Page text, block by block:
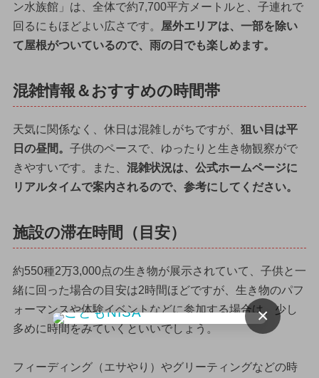
ン水族館」は、全体で約7,700平方メートルと、子連れで
回るにもほどよい広さです。
屋外エリアは、一部を除い
て屋根がついているので、雨の日でも楽しめます。
混雑情報＆おすすめの時間帯
天気に関係なく、休日は混雑しがちですが、 狙い目は平
日の昼間。 子供のペースで、ゆったりと生き物観察がで
きやすいです。また、 混雑状況は、公式ホームページに
リアルタイムで案内されるので、参考にしてください。
施設の滞在時間（目安）
約550種2万3,000点の生き物が展示されていて、子供と一
緒に回った場合の目安は2時間ほどですが、生き物のパフ
ォーマンスや体験イベントなどに参加する場合は、少し
多めに時間をみていくといいでしょう。
フィーディング（エサやり）やグリーティングなどの時
×